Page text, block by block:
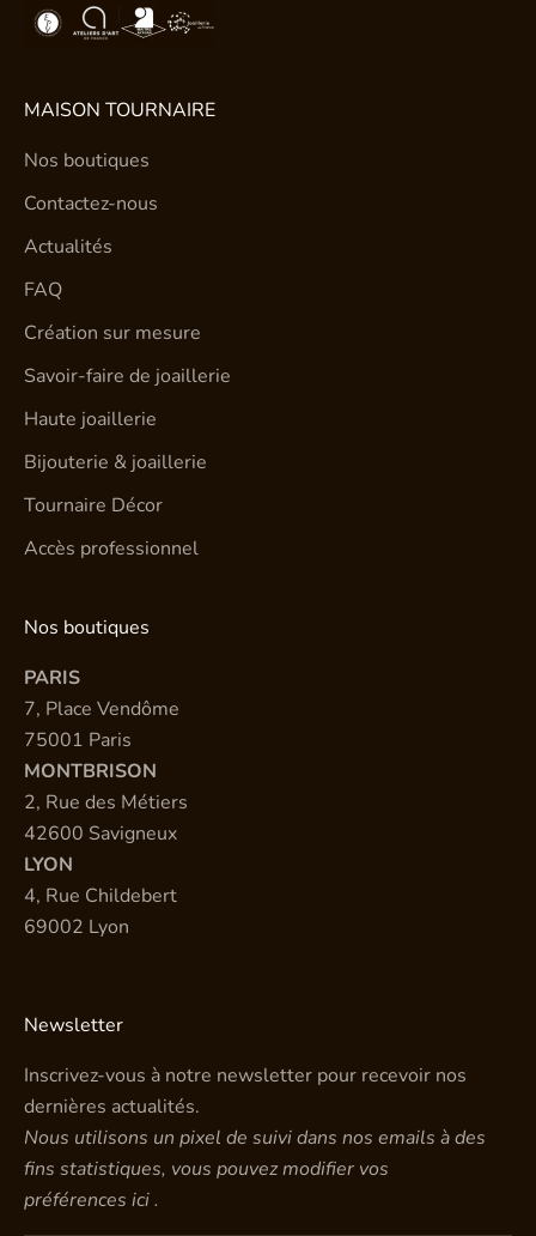
MAISON TOURNAIRE
Nos boutiques
Contactez-nous
Actualités
FAQ
Création sur mesure
Savoir-faire de joaillerie
Haute joaillerie
Bijouterie & joaillerie
Tournaire Décor
Accès professionnel
Nos boutiques
PARIS
7, Place Vendôme
75001 Paris
MONTBRISON
2, Rue des Métiers
42600 Savigneux
LYON
4, Rue Childebert
69002 Lyon
Newsletter
Inscrivez-vous à notre newsletter pour recevoir nos
dernières actualités.
Nous utilisons un pixel de suivi dans nos emails à des
fins statistiques, vous pouvez modifier vos
préférences ici.